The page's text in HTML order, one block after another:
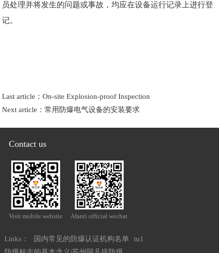
员处理并将发生的问题或事故，均应在设备运行记录上进行登
记。
Last article：On-site Explosion-proof Inspection
Next article：常用防爆电气设备的安装要求
Contact us
Visit mobile website Afanti official wechat
Links： 国内常见的防爆认证机构名单
tu1